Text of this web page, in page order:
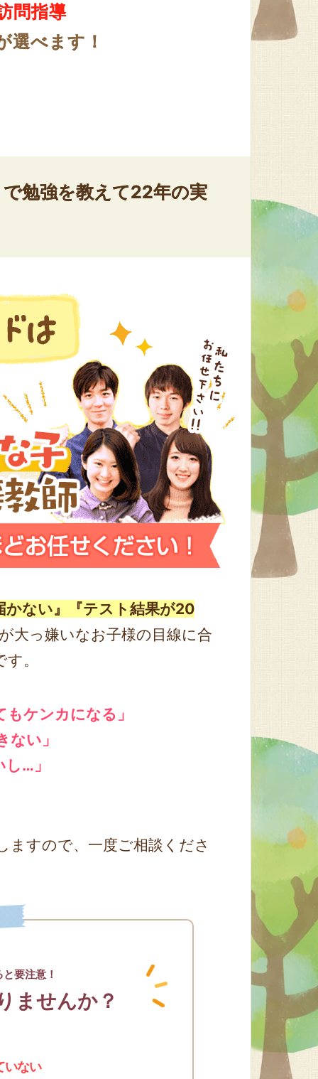
問指導
選べます！
勉強を教えて22年の実
かない』『テスト結果が20
大っ嫌いなお子様の目線に合
。
ケンカになる」
い」
…」
すので、一度ご相談くださ
要注意！
ませんか？
いない